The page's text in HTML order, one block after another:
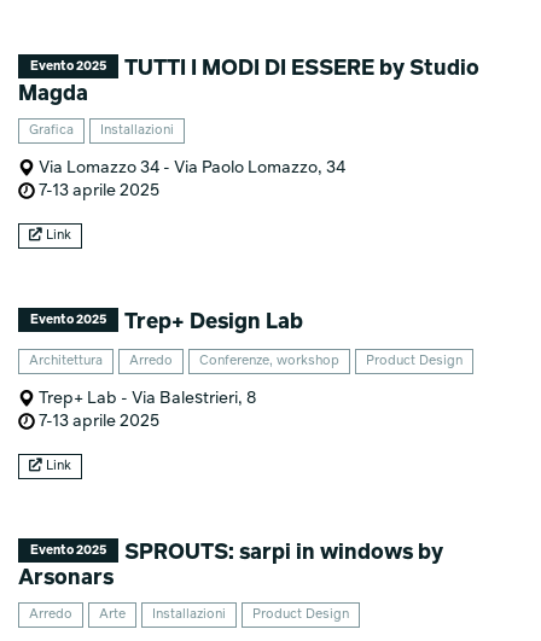
Evento 2025
TUTTI I MODI DI ESSERE by Studio
Magda
Grafica Installazioni
Via Lomazzo 34 - Via Paolo Lomazzo, 34
7-13 aprile 2025
Link
Evento 2025 Trep+ Design Lab
Architettura Arredo Conferenze, workshop Product Design
Trep+ Lab - Via Balestrieri, 8
7-13 aprile 2025
Link
Evento 2025
SPROUTS: sarpi in windows by
Arsonars
Arredo Arte Installazioni Product Design